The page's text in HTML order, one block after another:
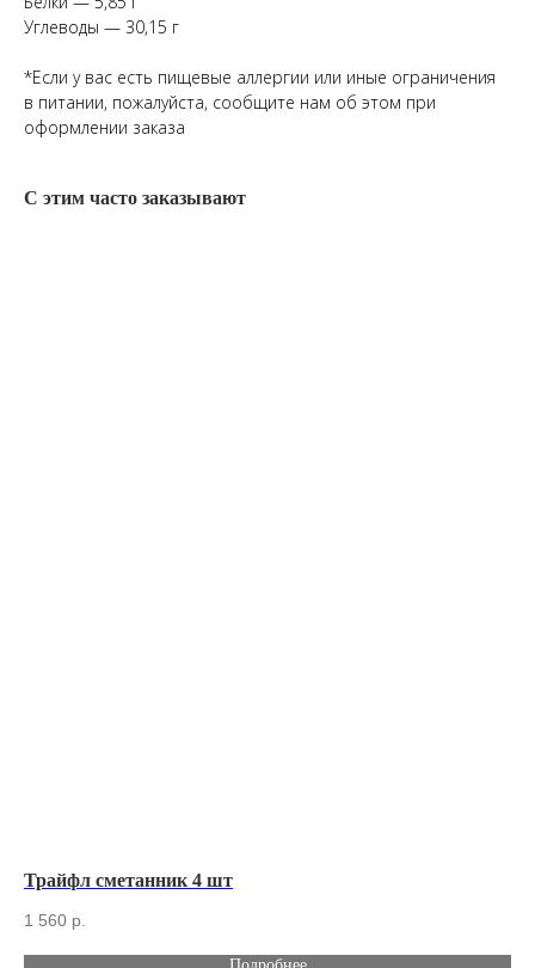
Углеводы — 30,15 г
*Если у вас есть пищевые аллергии или иные ограничения
в питании, пожалуйста, сообщите нам об этом при
оформлении заказа
С этим часто заказывают
Трайфл сметанник 4 шт
1 560 р.